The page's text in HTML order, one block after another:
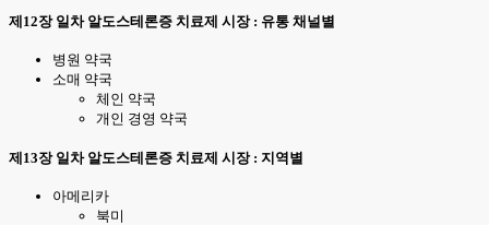
제12장 일차 알도스테론증 치료제 시장 : 유통 채널별
병원 약국
소매 약국
체인 약국
개인 경영 약국
제13장 일차 알도스테론증 치료제 시장 : 지역별
아메리카
북미